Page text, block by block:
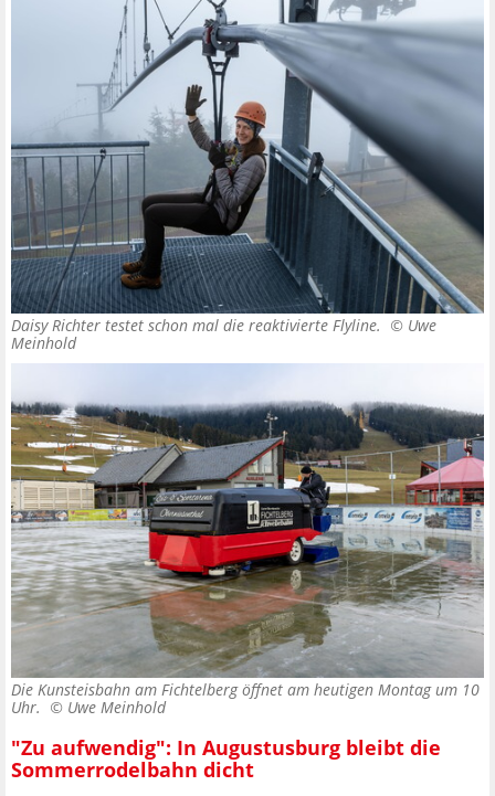
Daisy Richter testet schon mal die reaktivierte Flyline. © Uwe
Meinhold
Die Kunsteisbahn am Fichtelberg öffnet am heutigen Montag um 10
Uhr. © Uwe Meinhold
"Zu aufwendig": In Augustusburg bleibt die
Sommerrodelbahn dicht